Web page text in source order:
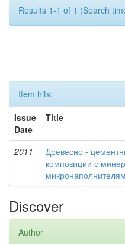
Results 1-1 of 1 (Search
Item hits:
Issue
Date
Title
2011
Древесно -
композиции с
Discover
Author